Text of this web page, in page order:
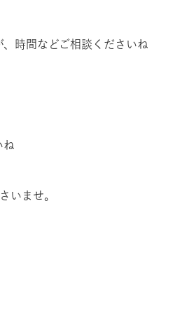
時間などご相談くださいね
ね
いませ。